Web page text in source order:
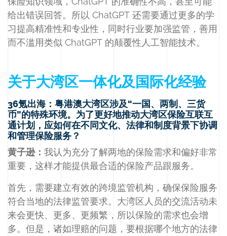
给出错误回答。所以 ChatGPT 还需要通过更多的学
习提高精准性和专业性，同时行业要加强监管，善用
而不滥用类似 ChatGPT 的颠覆性人工智能技术。
关于大湾区一体化及国际化经验
36氪出海：粤港澳大湾区涉及“一国、两制、三货
币”的特殊环境。为了更好地推动大湾区保险互联互
通计划，应如何在不同文化、法律和制度背景下协调
和管理保险服务？
黄子逊： 我认为充分了解两地的保险需求和偏好非常
重要，这样才能提供最合适的保险产品跟服务。
首先，需要建立有效的跨境监管机构，确保保险服务
符合当地的法律监管要求。大湾区人员的交流活动未
来会更快、更多、更频繁，所以保险的需求也会增
多。但是，诸如理赔的问题，要根据哪个地方的法律